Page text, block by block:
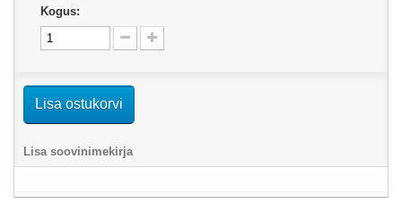
Kogus:
Lisa ostukorvi
Lisa soovinimekirja